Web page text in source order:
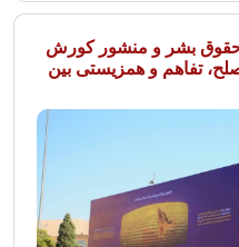
حقوق بشر و منشور کورش
تفاهم و همزیستی بین